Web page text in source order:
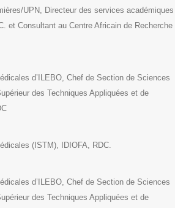
UPN, Directeur des services académiques
et Consultant au Centre Africain de Recherche
d’ILEBO, Chef de Section de Sciences
des Techniques Appliquées et de
(ISTM), IDIOFA, RDC.
d’ILEBO, Chef de Section de Sciences
des Techniques Appliquées et de